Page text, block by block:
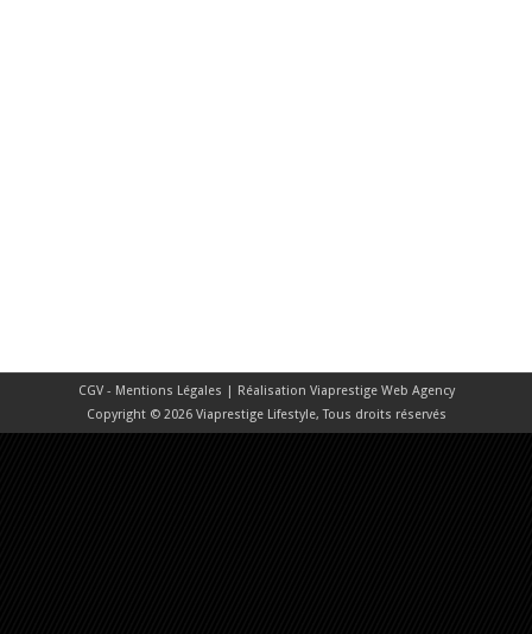
CGV - Mentions Légales | Réalisation Viaprestige Web Agency
Copyright © 2026 Viaprestige Lifestyle, Tous droits réservés